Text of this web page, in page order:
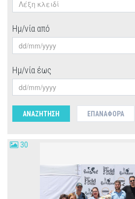
Ημ/νία από
Ημ/νία έως
ΑΝΑΖΗΤΗΣΗ ΕΠΑΝΑΦΟΡΆ
30